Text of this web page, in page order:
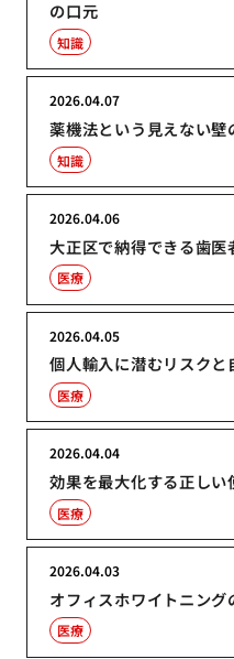
の口元
知識
薬機法という見えない壁
2026.04.07
知識
大正区で納得できる歯医
2026.04.06
医療
個人輸入に潜むリスクと
2026.04.05
医療
効果を最大化する正しい
2026.04.04
医療
オフィスホワイトニン
2026.04.03
医療